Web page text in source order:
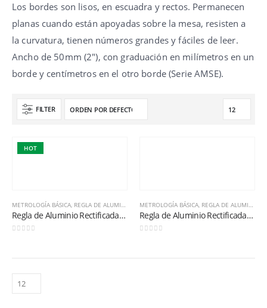
Los bordes son lisos, en escuadra y rectos. Permanecen
planas cuando están apoyadas sobre la mesa, resisten a
la curvatura, tienen números grandes y fáciles de leer.
Ancho de 50mm (2″), con graduación en milímetros en un
borde y centímetros en el otro borde (Serie AMSE).
FILTER
HOT
METROLOGÍA BÁSICA, REGLA DE ALUMINIO ANODIZADO RECTIFICADA
Regla de Aluminio Rectificada Serie AMSE 1000mm
METROLOGÍA BÁSICA, REGLA DE ALUMINIO ANODIZADO RECTIFICADA
Regla de Aluminio Rectificada Serie AMSE 2000mm
0out of 5
Calibrador pie de rey 125MEA-6/150 STARRETT